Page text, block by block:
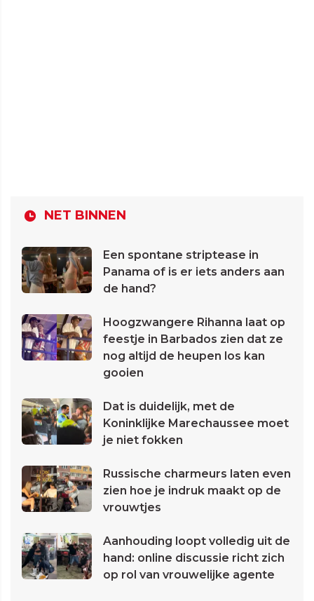
NET BINNEN
Een spontane striptease in
Panama of is er iets anders aan
de hand?
Hoogzwangere Rihanna laat op
feestje in Barbados zien dat ze
nog altijd de heupen los kan
gooien
Dat is duidelijk, met de
Koninklijke Marechaussee moet
je niet fokken
Russische charmeurs laten even
zien hoe je indruk maakt op de
vrouwtjes
Aanhouding loopt volledig uit de
hand: online discussie richt zich
op rol van vrouwelijke agente